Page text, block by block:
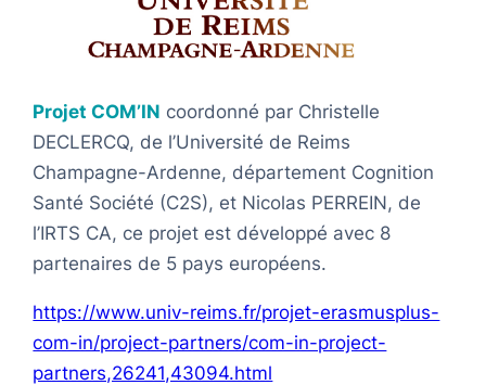
Projet COM’IN coordonné par Christelle
DECLERCQ, de l’Université de Reims
Champagne-Ardenne, département Cognition
Santé Société (C2S), et Nicolas PERREIN, de
l’IRTS CA, ce projet est développé avec 8
partenaires de 5 pays européens.
https://www.univ-reims.fr/projet-erasmusplus-
com-in/project-partners/com-in-project-
partners,26241,43094.html